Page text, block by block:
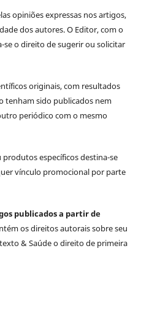
opiniões expressas nos artigos,
dos autores. O Editor, com o
se o direito de sugerir ou solicitar
originais, com resultados
tenham sido publicados nem
periódico com o mesmo
produtos específicos destina-se
vínculo promocional por parte
publicados a partir de
os direitos autorais sobre seu
& Saúde o direito de primeira